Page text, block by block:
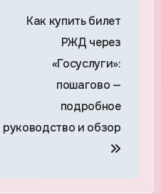
Как купить билет
РЖД через
«Госуслуги»:
пошагово —
подробное
руководство и обзор